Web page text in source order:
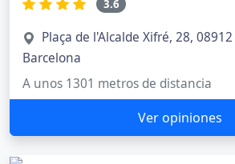
3.6
Plaça de l'Alcalde Xifré, 28,
Barcelona
A unos 1301 metros de distancia
Ver opiniones